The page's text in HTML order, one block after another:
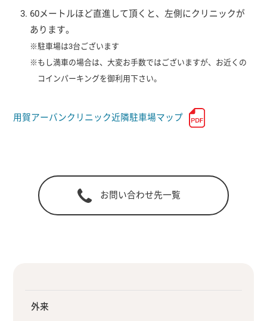
60メートルほど直進して頂くと、左側にクリニックが
あります。
※駐車場は3台ございます
※もし満車の場合は、大変お手数ではございますが、お近くの
コインパーキングを御利用下さい。
用賀アーバンクリニック近隣駐車場マップ
お問い合わせ先一覧
外来